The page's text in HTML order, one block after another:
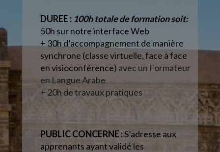
DUREE : 100h totale de formation soit:
50h sur notre interface Web
+ 30h d’accompagnement de manière
synchrone (classe virtuelle, face à face
en visioconférence) avec un Formateur
en Langue Arabe
+ 20h de travaux pratiques
PUBLIC CONCERNE :S’adresse aux
apprenants ayant validé les